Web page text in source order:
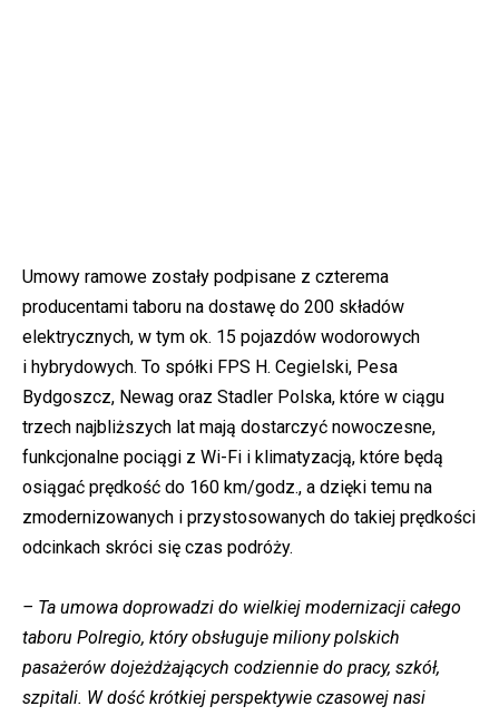
Umowy ramowe zostały podpisane z czterema
producentami taboru na dostawę do 200 składów
elektrycznych, w tym ok. 15 pojazdów wodorowych
i hybrydowych. To spółki FPS H. Cegielski, Pesa
Bydgoszcz, Newag oraz Stadler Polska, które w ciągu
trzech najbliższych lat mają dostarczyć nowoczesne,
funkcjonalne pociągi z Wi-Fi i klimatyzacją, które będą
osiągać prędkość do 160 km/godz., a dzięki temu na
zmodernizowanych i przystosowanych do takiej prędkości
odcinkach skróci się czas podróży.
– Ta umowa doprowadzi do wielkiej modernizacji całego
taboru Polregio, który obsługuje miliony polskich
pasażerów dojeżdżających codziennie do pracy, szkół,
szpitali. W dość krótkiej perspektywie czasowej nasi